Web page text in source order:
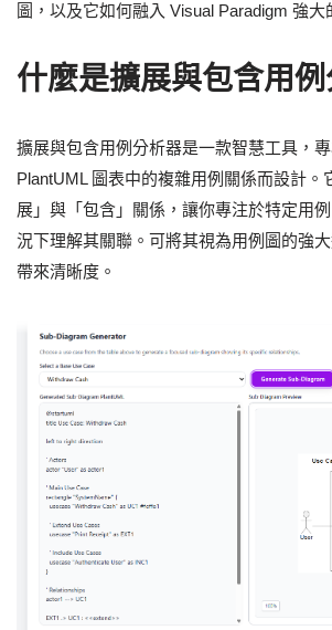
圖，以及它如何融入 Visual Paradigm 強大
什麼是擴展與包含用例
擴展與包含用例分析器是一款智慧工具，
PlantUML 圖表中的複雜用例關係而設計。
展」與「包含」關係，讓你專注於特定用
況下理解其關聯。可將其視為用例圖的強
帶來清晰度。